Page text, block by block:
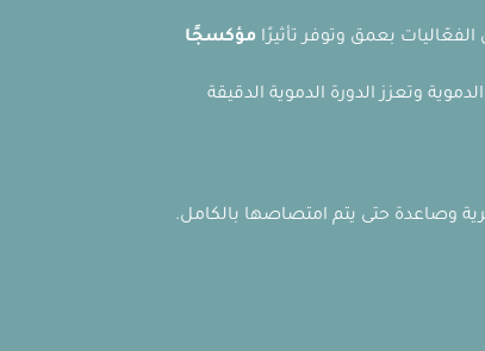
بعمق وتوفر تأثيرًا مؤكسجًا
وتعزز الدورة الدموية الدقيقة